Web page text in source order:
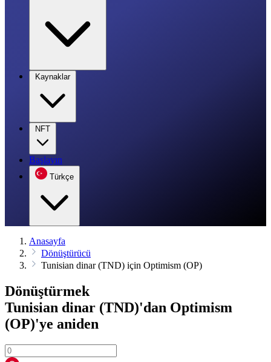
Kaynaklar
NFT
Başlayın
Türkçe
Anasayfa
Dönüştürücü
Tunisian dinar (TND) için Optimism (OP)
Dönüştürmek
Tunisian dinar (TND)'dan Optimism
(OP)'ye aniden